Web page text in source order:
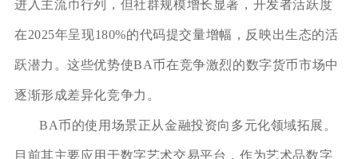
进入主流币行列，但社群规模增长显著，开发者活跃度
在2025年呈现180%的代码提交量增幅，反映出生态的活
跃潜力。这些优势使BA币在竞争激烈的数字货币市场中
逐渐形成差异化竞争力。
BA币的使用场景正从金融投资向多元化领域拓展。
目前其主要应用于数字艺术交易平台，作为艺术品数字